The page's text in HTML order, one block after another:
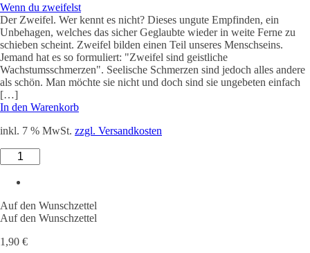
Wenn du zweifelst
Der Zweifel. Wer kennt es nicht? Dieses ungute Empfinden, ein
Unbehagen, welches das sicher Geglaubte wieder in weite Ferne zu
schieben scheint. Zweifel bilden einen Teil unseres Menschseins.
Jemand hat es so formuliert: "Zweifel sind geistliche
Wachstumsschmerzen". Seelische Schmerzen sind jedoch alles andere
als schön. Man möchte sie nicht und doch sind sie ungebeten einfach
[…]
In den Warenkorb
inkl. 7 % MwSt. zzgl. Versandkosten
Wenn
du
zweifelst
Auf den Wunschzettel
Auf den Wunschzettel
1,90 €